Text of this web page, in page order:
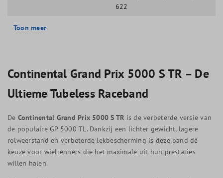
622
Toon meer
Continental Grand Prix 5000 S TR – De
Ultieme Tubeless Raceband
De Continental Grand Prix 5000 S TR is de verbeterde versie van
de populaire GP 5000 TL. Dankzij een lichter gewicht, lagere
rolweerstand en verbeterde lekbescherming is deze band dé
keuze voor wielrenners die het maximale uit hun prestaties
willen halen.